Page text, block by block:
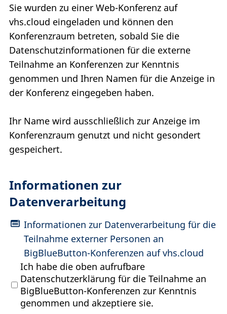
Sie wurden zu einer Web-Konferenz auf
vhs.cloud eingeladen und können den
Konferenzraum betreten, sobald Sie die
Datenschutzinformationen für die externe
Teilnahme an Konferenzen zur Kenntnis
genommen und Ihren Namen für die Anzeige in
der Konferenz eingegeben haben.
Ihr Name wird ausschließlich zur Anzeige im
Konferenzraum genutzt und nicht gesondert
gespeichert.
Informationen zur
Datenverarbeitung
Informationen zur Datenverarbeitung für die
Teilnahme externer Personen an
BigBlueButton-Konferenzen auf vhs.cloud
Ich habe die oben aufrufbare
Datenschutzerklärung für die Teilnahme an
BigBlueButton-Konferenzen zur Kenntnis
genommen und akzeptiere sie.